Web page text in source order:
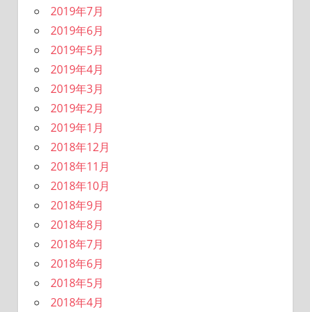
2019年7月
2019年6月
2019年5月
2019年4月
2019年3月
2019年2月
2019年1月
2018年12月
2018年11月
2018年10月
2018年9月
2018年8月
2018年7月
2018年6月
2018年5月
2018年4月